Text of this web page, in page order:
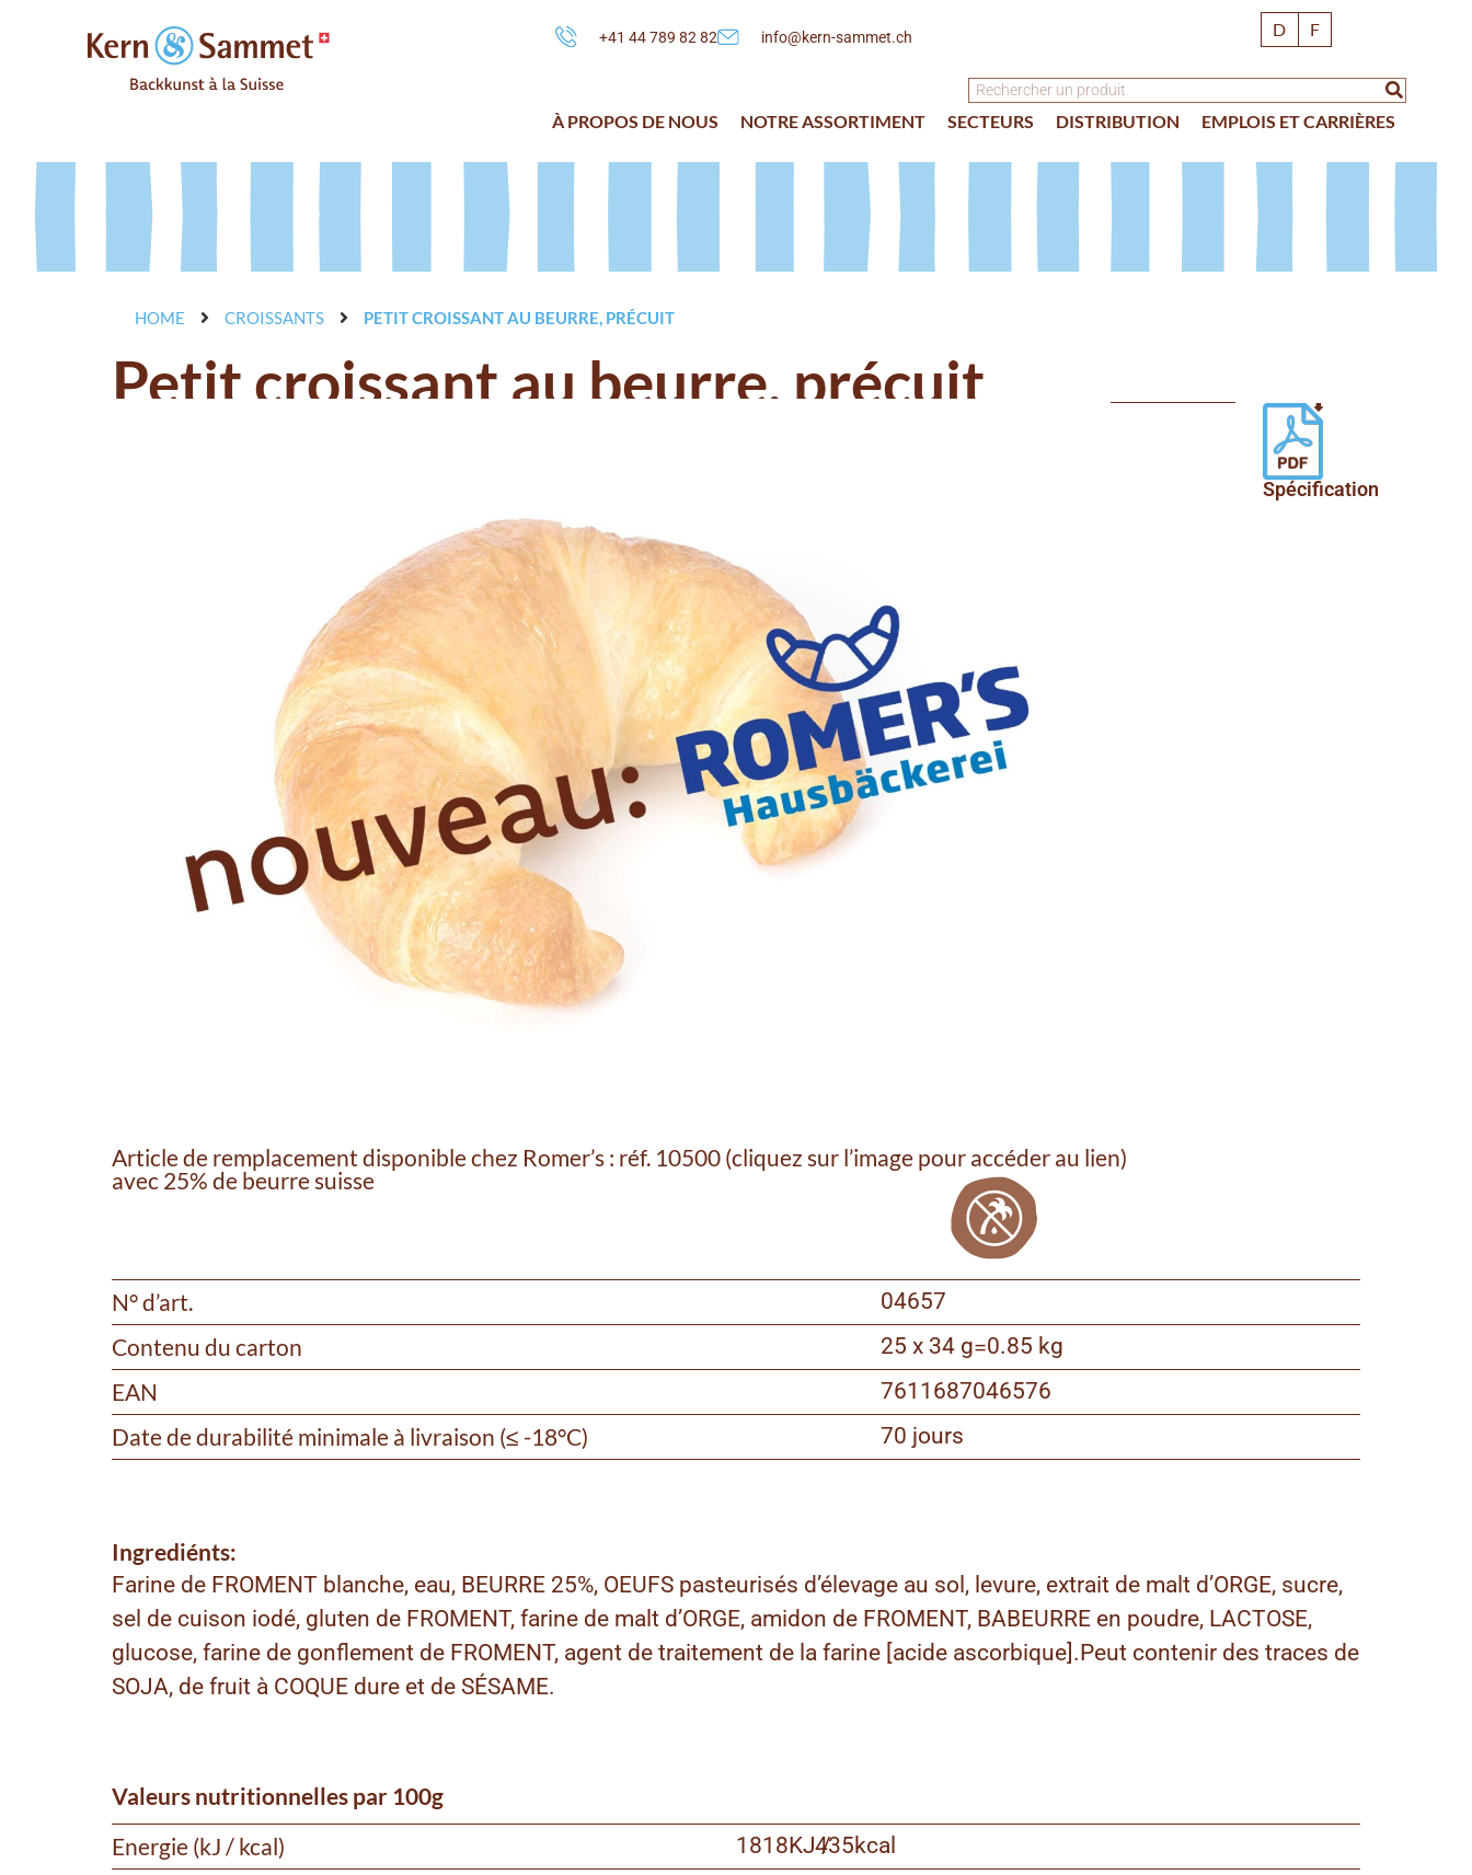
+41 44 789 82 82 info@kern-sammet.ch D F
À PROPOS DE NOUS NOTRE ASSORTIMENT SECTEURS DISTRIBUTION EMPLOIS ET CARRIÈRES
HOME CROISSANTS PETIT CROISSANT AU BEURRE, PRÉCUIT
Petit croissant au beurre, précuit
Spécification
Article de remplacement disponible chez Romer’s : réf. 10500 (cliquez sur l’image pour accéder au lien)
avec 25% de beurre suisse
N° d’art. 04657
Contenu du carton 25 x 34 g=0.85 kg
EAN 7611687046576
Date de durabilité minimale à livraison (≤ -18°C) 70 jours
Ingrediénts:
Farine de FROMENT blanche, eau, BEURRE 25%, OEUFS pasteurisés d’élevage au sol, levure, extrait de malt d’ORGE, sucre,
sel de cuison iodé, gluten de FROMENT, farine de malt d’ORGE, amidon de FROMENT, BABEURRE en poudre, LACTOSE,
glucose, farine de gonflement de FROMENT, agent de traitement de la farine [acide ascorbique].Peut contenir des traces de
SOJA, de fruit à COQUE dure et de SÉSAME.
Valeurs nutritionnelles par 100g
Energie (kJ / kcal)
1818KJ /435kcal